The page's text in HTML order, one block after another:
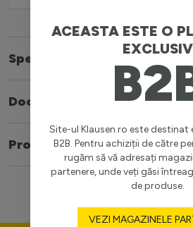
Specificatii
Documente
Produse similare
ACEASTA ESTE O
EXCLUSIV
Site-ul Klausen.ro este destinat
B2B. Pentru achiziții de către
rugăm să vă adresați
partenere, unde veți găsi
de produse.
VEZI MAGAZINELE